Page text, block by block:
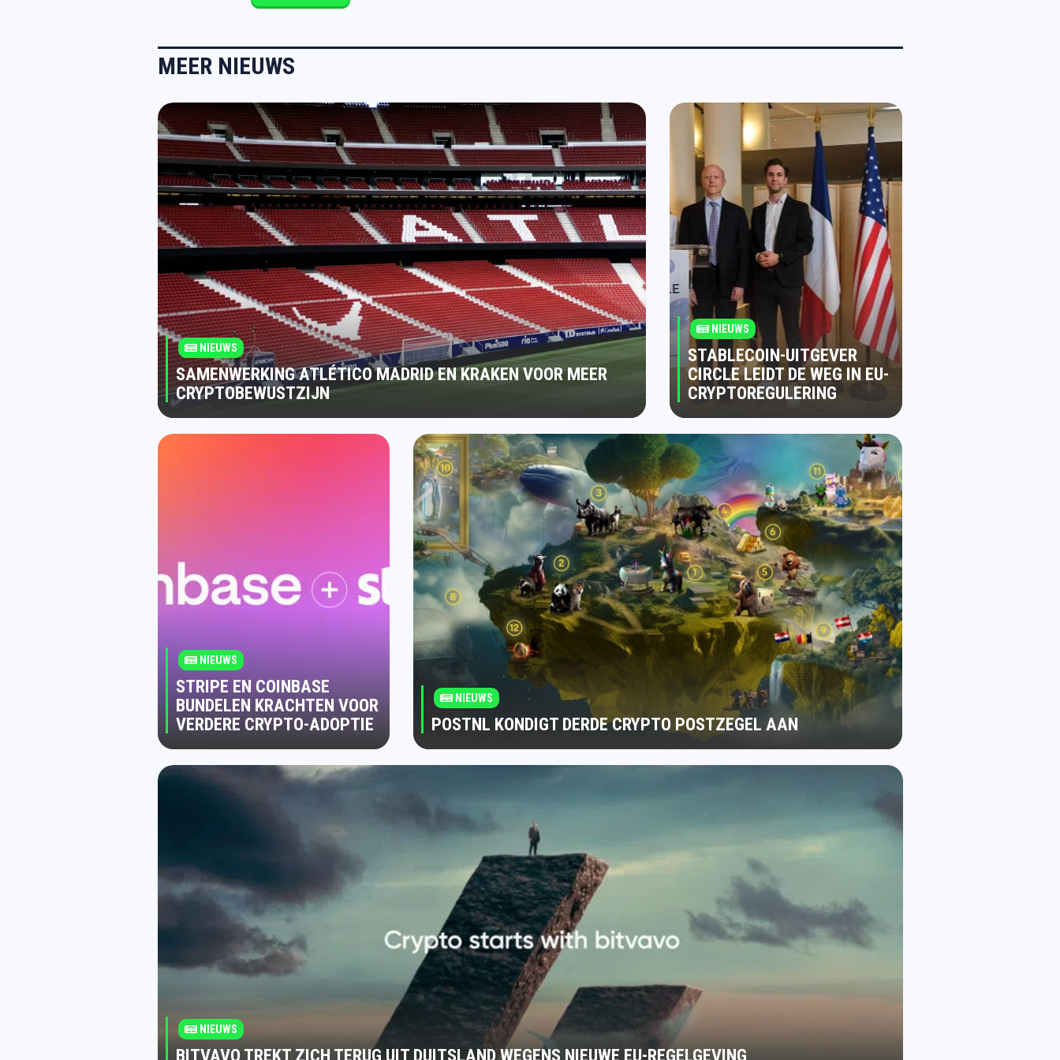
MEER NIEUWS
NIEUWS
SAMENWERKING ATLÉTICO MADRID EN KRAKEN VOOR MEER
CRYPTOBEWUSTZIJN
NIEUWS
STABLECOIN-UITGEVER
CIRCLE LEIDT DE WEG IN EU-
CRYPTOREGULERING
NIEUWS
STRIPE EN COINBASE
BUNDELEN KRACHTEN VOOR
VERDERE CRYPTO-ADOPTIE
NIEUWS
POSTNL KONDIGT DERDE CRYPTO POSTZEGEL AAN
NIEUWS
BITVAVO TREKT ZICH TERUG UIT DUITSLAND WEGENS NIEUWE EU-REGELGEVING